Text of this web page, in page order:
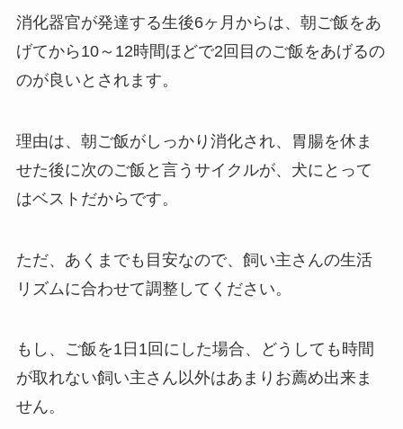
消化器官が発達する生後6ヶ月からは、朝ご飯をあ
げてから10～12時間ほどで2回目のご飯をあげるの
のが良いとされます。
理由は、 朝ご飯がしっかり消化され、胃腸を休ま
せた後に次のご飯と言うサイクルが、犬にとって
はベストだから です。
ただ、あくまでも目安なので、飼い主さんの生活
リズムに合わせて調整してください。
もし、ご飯を1日1回にした場合、どうしても時間
が取れない飼い主さん以外はあまりお薦め出来ま
せん。